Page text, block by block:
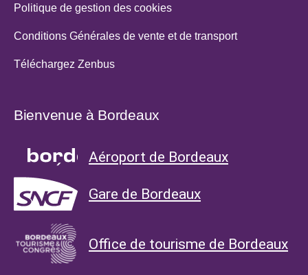
Politique de gestion des cookies
Conditions Générales de vente et de transport
Téléchargez Zenbus
Bienvenue à Bordeaux
Aéroport de Bordeaux
Gare de Bordeaux
Office de tourisme de Bordeaux